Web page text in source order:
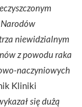
niewidzialnym
z powodu raka
naczyniowych
Kliniki
się dużą